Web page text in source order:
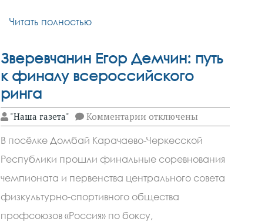
Читать полностью
Зверевчанин Егор Демчин: путь
к финалу всероссийского
ринга
"Наша газета" Комментарии к
записи
Зверевчанин
Егор
Демчин:
путь
к
финалу
всероссийского
ринга
отключены
В посёлке Домбай Карачаево-Черкесской
Республики прошли финальные соревнования
чемпионата и первенства центрального совета
физкультурно-спортивного общества
профсоюзов «Россия» по боксу,